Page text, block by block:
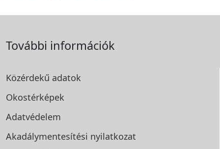
További információk
Közérdekű adatok
Okostérképek
Adatvédelem
Akadálymentesítési nyilatkozat